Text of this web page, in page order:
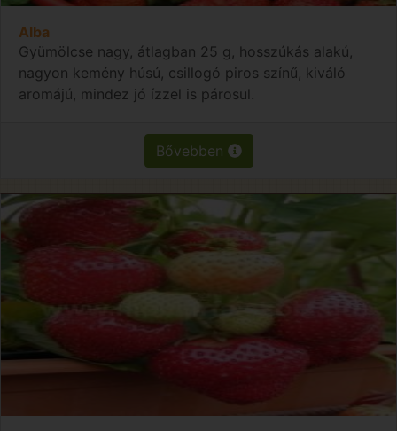
Alba
Gyümölcse nagy, átlagban 25 g, hosszúkás alakú,
nagyon kemény húsú, csillogó piros színű, kiváló
aromájú, mindez jó ízzel is párosul.
Bővebben